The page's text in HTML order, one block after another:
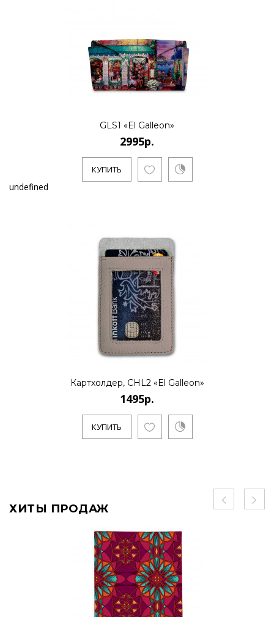
GLS1 «El Galleon»
2995р.
КУПИТЬ
undefined
Картхолдер, CHL2 «El Galleon»
1495р.
КУПИТЬ
ХИТЫ ПРОДАЖ